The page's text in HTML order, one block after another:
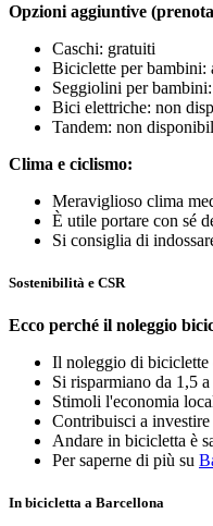
Opzioni aggiuntive
Caschi: gratuiti
Biciclette per bambini:
Seggiolini per
Bici elettriche: non
Tandem: non
Clima e ciclismo:
Meraviglioso clima
È utile portare con sé
Si consiglia di
Sostenibilità e CSR
Ecco perché il noleggio
Il noleggio di biciclette
Si risparmiano da 1,5
Stimoli l'economia
Contribuisci a
Andare in bicicletta è
Per saperne di più su
In bicicletta a Barcellona